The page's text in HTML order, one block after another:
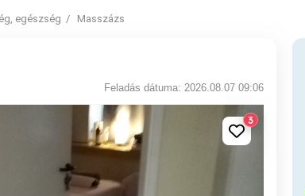
egészség Masszázs
Feladás dátuma: 2026.08.07 09:06
3